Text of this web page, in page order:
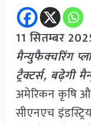
11 सितम्बर
मैन्युफैक्चरिंग
ट्रैक्टर्स, बढ़ेगी
अमेरिकन कृषि
सीएनएच